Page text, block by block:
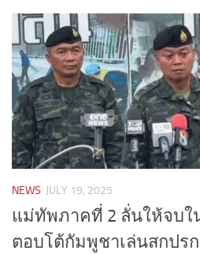
NEWS JULY 19, 2025
แม่ทัพภาคที่ 2 ลั่นให้จบใ
ตอบโต้กัมพูชาเล่นสกปร